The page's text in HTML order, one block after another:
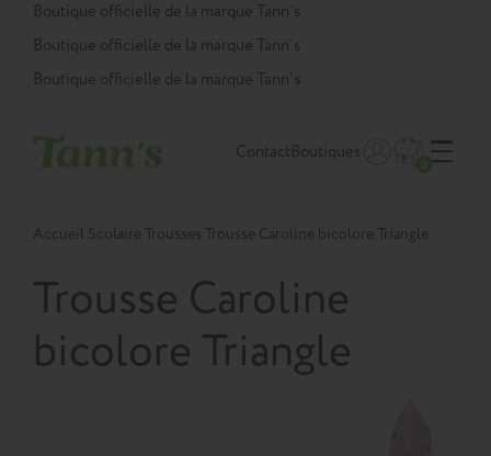
Panneau de gestion des cookies
Boutique officielle de la marque Tann’s
Boutique officielle de la marque Tann’s
Boutique officielle de la marque Tann’s
ContactBoutiques
Accueil Scolaire Trousses Trousse Caroline bicolore Triangle
Trousse Caroline
bicolore Triangle